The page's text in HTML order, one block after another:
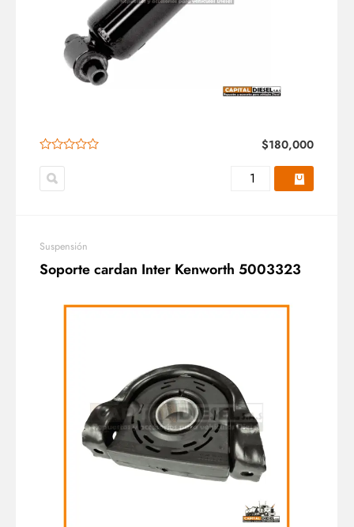
$180,000
Suspensión
Soporte cardan Inter Kenworth 5003323